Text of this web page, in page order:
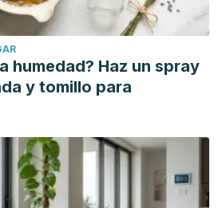
humedad? Haz un spray
y tomillo para